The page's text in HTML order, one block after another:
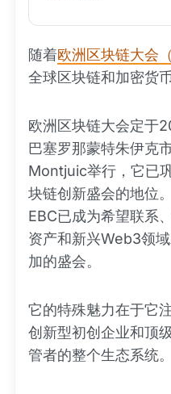
随着欧洲区块链大会（
全球区块链和加密货
欧洲区块链大会定于
巴塞罗那蒙特朱伊克
Montjuic举行，它已
块链创新盛会的地位
EBC已成为希望联系
资产和新兴Web3领
加的盛会。
它的特殊魅力在于它
创新型初创企业和顶
管者的整个生态系统。